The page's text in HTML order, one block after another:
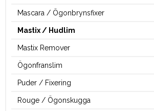
Mascara / Ögonbrynsfixer
Mastix / Hudlim
Mastix Remover
Ögonfranslim
Puder / Fixering
Rouge / Ögonskugga